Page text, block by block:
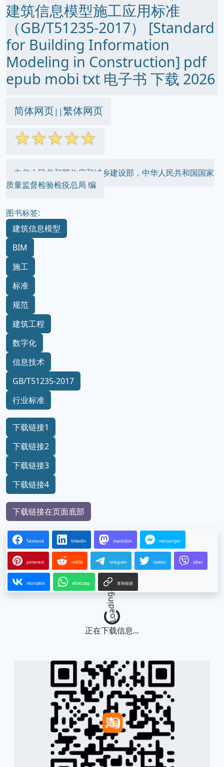
建筑信息模型施工应用标准
（GB/T51235-2017） [Standard
for Building Information
Modeling in Construction] pdf
epub mobi txt 电子书 下载 2026
简体网页||繁体网页
☆☆☆☆☆
中华人民共和国住房和城乡建设部，中华人民共和国国家
质量监督检验检疫总局 编
图书标签:
建筑信息模型
BIM
施工
标准
规范
建筑工程
数字化
信息技术
GB/T51235-2017
行业标准
下载链接1
下载链接2
下载链接3
下载链接4
下载链接在页面底部
facebook linkedin mastodon messenger
pinterest reddit telegram twitter viber
vkontakte whatsapp 复制链接
Loading...
正在下载信息...